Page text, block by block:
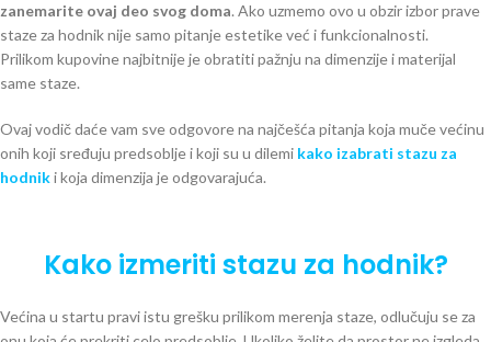
zanemarite ovaj deo svog doma. Ako uzmemo ovo u obzir izbor prave
staze za hodnik nije samo pitanje estetike već i funkcionalnosti.
Prilikom kupovine najbitnije je obratiti pažnju na dimenzije i materijal
same staze.
Ovaj vodič daće vam sve odgovore na najčešća pitanja koja muče većinu
onih koji sređuju predsoblje i koji su u dilemi kako izabrati stazu za
hodniki koja dimenzija je odgovarajuća.
Kako izmeriti stazu za hodnik?
Većina u startu pravi istu grešku prilikom merenja staze, odlučuju se za